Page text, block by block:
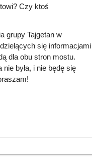
Czy ktoś
grupy Tajgetan w
się informacjami
dla obu stron mostu.
była, i nie będę się